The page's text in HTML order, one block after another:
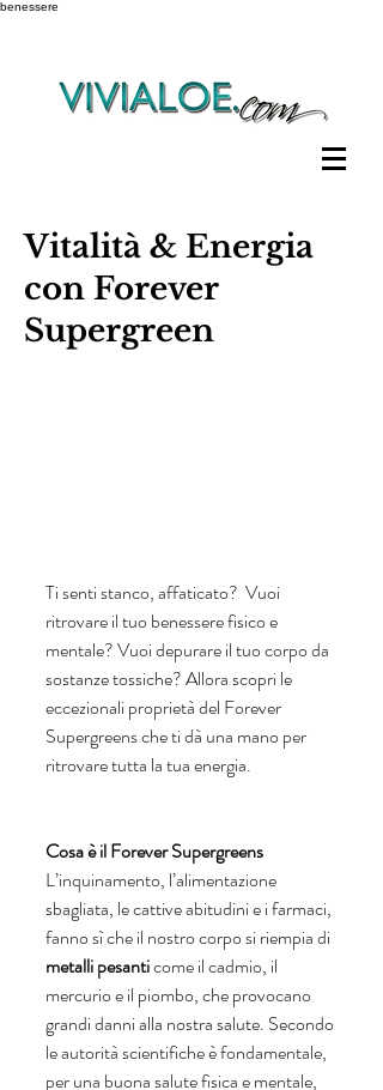
benessere
Vitalità & Energia
con Forever
Supergreen
Ti senti stanco, affaticato?  Vuoi
ritrovare il tuo benessere fisico e
mentale? Vuoi depurare il tuo corpo da
sostanze tossiche? Allora scopri le
eccezionali proprietà del Forever
Supergreens che ti dà una mano per
ritrovare tutta la tua energia.
Cosa è il Forever Supergreens
L’inquinamento, l’alimentazione
sbagliata, le cattive abitudini e i farmaci,
fanno sì che il nostro corpo si riempia di
metalli pesanti come il cadmio, il
mercurio e il piombo, che provocano
grandi danni alla nostra salute. Secondo
le autorità scientifiche è fondamentale,
per una buona salute fisica e mentale,